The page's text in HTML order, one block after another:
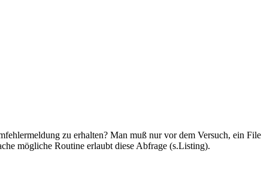
zu erhalten? Man muß nur vor dem Versuch, ein File
mögliche Routine erlaubt diese Abfrage (s.Listing).